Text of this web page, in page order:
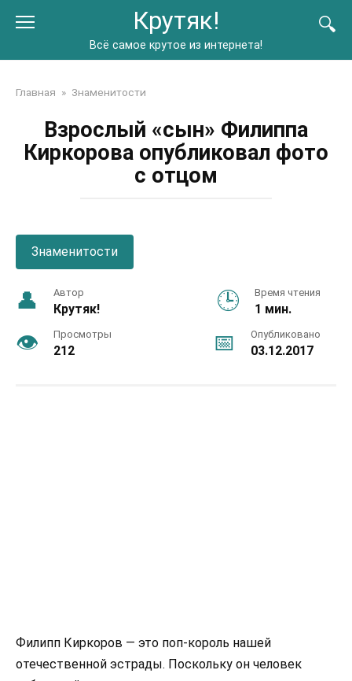
Крутяк!
Всё самое крутое из интернета!
Главная » Знаменитости
Взрослый «сын» Филиппа
Киркорова опубликовал фото
с отцом
Знаменитости
Автор
Крутяк!
Время чтения
1 мин.
Просмотры
212
Опубликовано
03.12.2017
Филипп Киркоров — это поп-король нашей
отечественной эстрады. Поскольку он человек